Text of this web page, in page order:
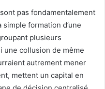
pas fondamentalement
formation d’une
plusieurs
une collusion de même
autrement mener
mettent un capital en